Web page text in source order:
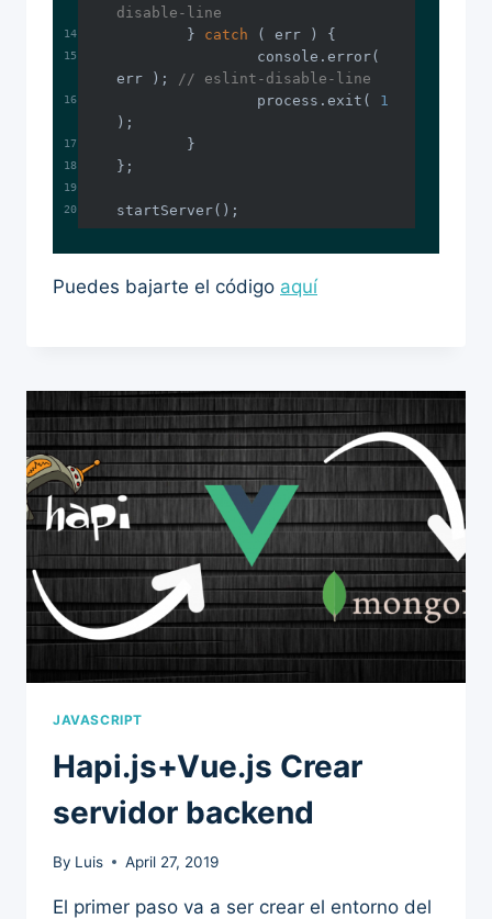
disable-line
	}
catch
console .error(
err );
// eslint-disable-line
		process.exit(
1
startServer();
Puedes bajarte el código aquí
JAVASCRIPT
Hapi.js+Vue.js Crear
servidor backend
By Luis April 27, 2019
El primer paso va a ser crear el entorno del